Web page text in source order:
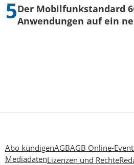
Der Mobilfunkstandard
Anwendungen auf ein
Abo kündigenAGBAGB Online-
MediadatenLizenzen und Rechte